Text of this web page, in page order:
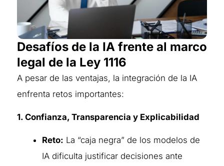
Desafíos de la IA frente al marco
legal de la Ley 1116
A pesar de las ventajas, la integración de la IA
enfrenta retos importantes:
1. Confianza, Transparencia y Explicabilidad
Reto: La “caja negra” de los modelos de
IA dificulta justificar decisiones ante